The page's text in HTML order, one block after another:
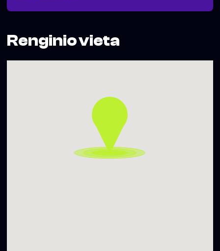
and DJ driven by the idea that music should be felt, not
overthought. His acid techno bangers have been shaking
This time, he is welcomed by our series residents Calli and
Įėjimo kaina / Entrance Fee:
Renginio vieta